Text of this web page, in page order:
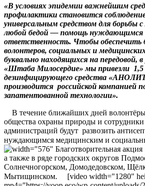
«В условиях эпидемии важнейшим
профилактики становится
универсальным средством для борьбы
любой бедой — помощь нуждающимся
ответственность. Чтобы обеспечить
волонтеров, социальных и
буквально находящихся на передовой,
«Штаба Милосердие» мы привезли
дезинфицирующего средства
производится российской компанией
запатентованной технологии».
⠀ В течение ближайших дней
общества охраны природы и
администраций будут развозить
нуждающимся медицинским и
Благотворительная акция
а также в ряде городских округов
Солнечногорском, Домодедовском,
Мытищинском. ⠀ [video width="1280"